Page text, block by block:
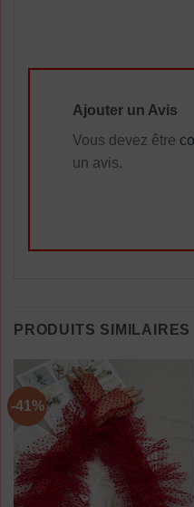
Ajouter un Avis
Vous devez être
un avis.
PRODUITS SIMILAIRES
-41%